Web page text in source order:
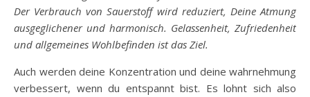
Der Verbrauch von Sauerstoff wird reduziert, Deine Atmung
ausgeglichener und harmonisch. Gelassenheit, Zufriedenheit
und allgemeines Wohlbefinden ist das Ziel.
Auch werden deine Konzentration und deine wahrnehmung
verbessert, wenn du entspannt bist. Es lohnt sich also